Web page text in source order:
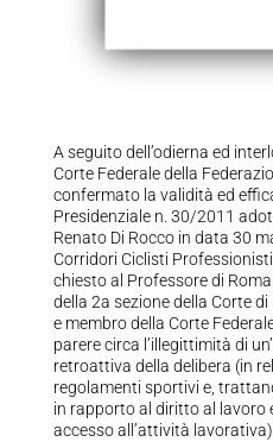
A seguito dell’odierna ed
Corte Federale della
confermato la validità ed
Presidenziale n. 30/2011
Renato Di Rocco in data 30
Corridori Ciclisti
chiesto al Professore di
della 2a sezione della Corte
e membro della Corte
parere circa l’illegittimità di
retroattiva della delibera (in
regolamenti sportivi e,
in rapporto al diritto al lavoro
accesso all’attività